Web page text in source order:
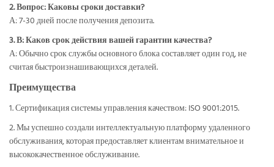
2. Вопрос: Каковы сроки доставки?
А: 7-30 дней после получения депозита.
3. В: Каков срок действия вашей гарантии качества?
А: Обычно срок службы основного блока составляет один год, не
считая быстроизнашивающихся деталей.
Преимущества
1. Сертификация системы управления качеством: ISO 9001:2015.
2. Мы успешно создали интеллектуальную платформу удаленного
обслуживания, которая предоставляет клиентам внимательное и
высококачественное обслуживание.